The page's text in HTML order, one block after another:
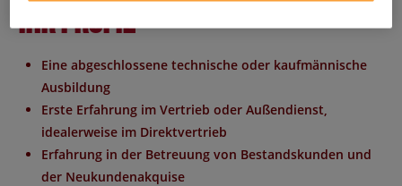
Ihr Profil
Eine abgeschlossene technische oder kaufmännische
Ausbildung
Erste Erfahrung im Vertrieb oder Außendienst,
idealerweise im Direktvertrieb
Erfahrung in der Betreuung von Bestandskunden und
der Neukundenakquise